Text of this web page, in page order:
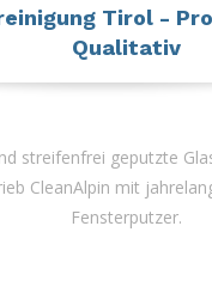
Tirol -
Qualitativ
streifenfrei geputzte
CleanAlpin mit
Fensterputzer.